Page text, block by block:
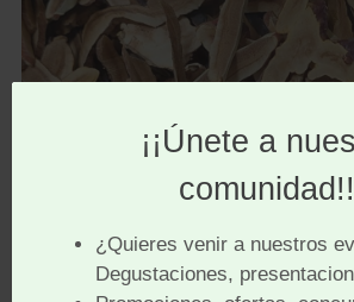
Hongo Reishiseco